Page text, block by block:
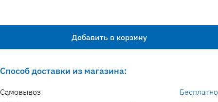
Добавить в корзину
Способ доставки из магазина:
Самовывоз
Бесплатно